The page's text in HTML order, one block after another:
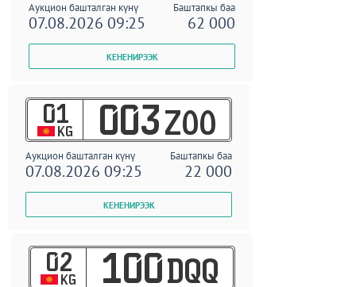
Аукцион башталган күнү Баштапкы баа
07.08.2026 09:25 62 000
01
KG 003 ZOO
Аукцион башталган күнү Баштапкы баа
07.08.2026 09:25 22 000
02
KG 100 DQQ